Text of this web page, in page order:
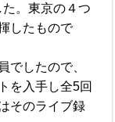
。東京の４つ
したもので
でしたので、
を入手し全5回
そのライブ録